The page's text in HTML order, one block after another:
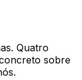
Quatro
sobre